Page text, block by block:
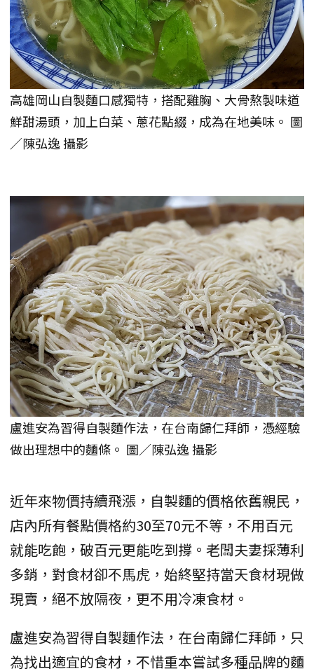
高雄岡山自製麵口感獨特，搭配雞胸、大骨熬製味道
鮮甜湯頭，加上白菜、蔥花點綴，成為在地美味。 圖
／陳弘逸 攝影
盧進安為習得自製麵作法，在台南歸仁拜師，憑經驗
做出理想中的麵條。 圖／陳弘逸 攝影
近年來物價持續飛漲，自製麵的價格依舊親民，
店內所有餐點價格約30至70元不等，不用百元
就能吃飽，破百元更能吃到撐。老闆夫妻採薄利
多銷，對食材卻不馬虎，始終堅持當天食材現做
現賣，絕不放隔夜，更不用冷凍食材。
盧進安為習得自製麵作法，在台南歸仁拜師，只
為找出適宜的食材，不惜重本嘗試多種品牌的麵